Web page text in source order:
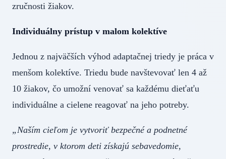
zručnosti žiakov.
Individuálny prístup v malom kolektíve
Jednou z najväčších výhod adaptačnej triedy je práca v
menšom kolektíve. Triedu bude navštevovať len 4 až
10 žiakov, čo umožní venovať sa každému dieťaťu
individuálne a cielene reagovať na jeho potreby.
„Naším cieľom je vytvoriť bezpečné a podnetné
prostredie, v ktorom deti získajú sebavedomie,